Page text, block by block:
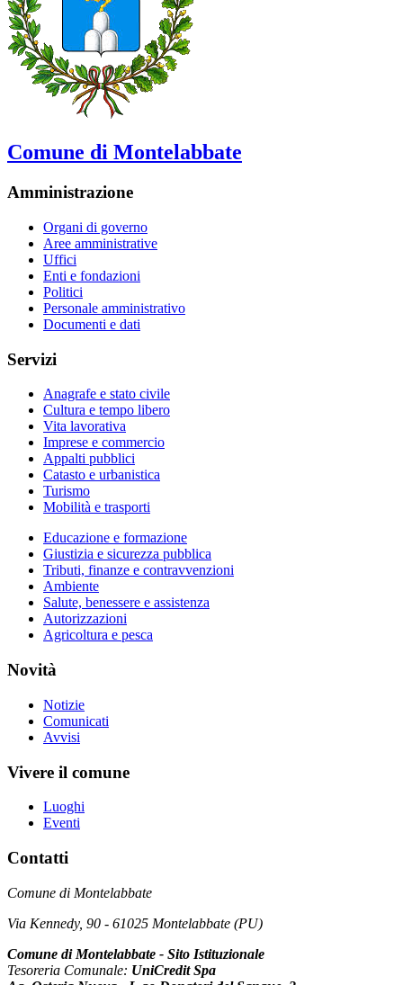
Comune di Montelabbate
Amministrazione
Organi di governo
Aree amministrative
Uffici
Enti e fondazioni
Politici
Personale amministrativo
Documenti e dati
Servizi
Anagrafe e stato civile
Cultura e tempo libero
Vita lavorativa
Imprese e commercio
Appalti pubblici
Catasto e urbanistica
Turismo
Mobilità e trasporti
Educazione e formazione
Giustizia e sicurezza pubblica
Tributi, finanze e contravvenzioni
Ambiente
Salute, benessere e assistenza
Autorizzazioni
Agricoltura e pesca
Novità
Notizie
Comunicati
Avvisi
Vivere il comune
Luoghi
Eventi
Contatti
Comune di Montelabbate
Via Kennedy, 90 - 61025 Montelabbate (PU)
Comune di Montelabbate - Sito Istituzionale
Tesoreria Comunale: UniCredit Spa